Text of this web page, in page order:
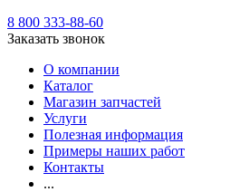
8 800 333-88-60
Заказать звонок
О компании
Каталог
Магазин запчастей
Услуги
Полезная информация
Примеры наших работ
Контакты
...